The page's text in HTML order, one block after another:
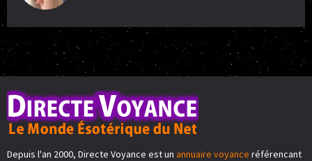
Depuis l'an 2000, Directe Voyance est un annuaire voyance référencant